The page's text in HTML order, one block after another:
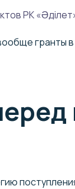
РК
гранты в